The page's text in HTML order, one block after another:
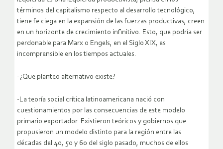
términos del capitalismo respecto al desarrollo tecnológico,
tiene fe ciega en la expansión de las fuerzas productivas, creen
en un horizonte de crecimiento infinitivo. Esto, que podría ser
perdonable para Marx o Engels, en el Siglo XIX, es
incomprensible en los tiempos actuales.
-¿Que planteo alternativo existe?
-La teoría social crítica latinoamericana nació con
cuestionamientos por las consecuencias de este modelo
primario exportador. Existieron teóricos y gobiernos que
propusieron un modelo distinto para la región entre las
décadas del 40, 50 y 60 del siglo pasado, muchos de ellos